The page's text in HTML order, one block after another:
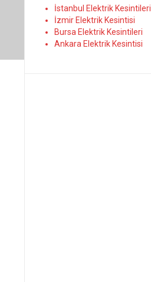
İstanbul Elektrik Kesintileri
İzmir Elektrik Kesintisi
Bursa Elektrik Kesintileri
Ankara Elektrik Kesintisi